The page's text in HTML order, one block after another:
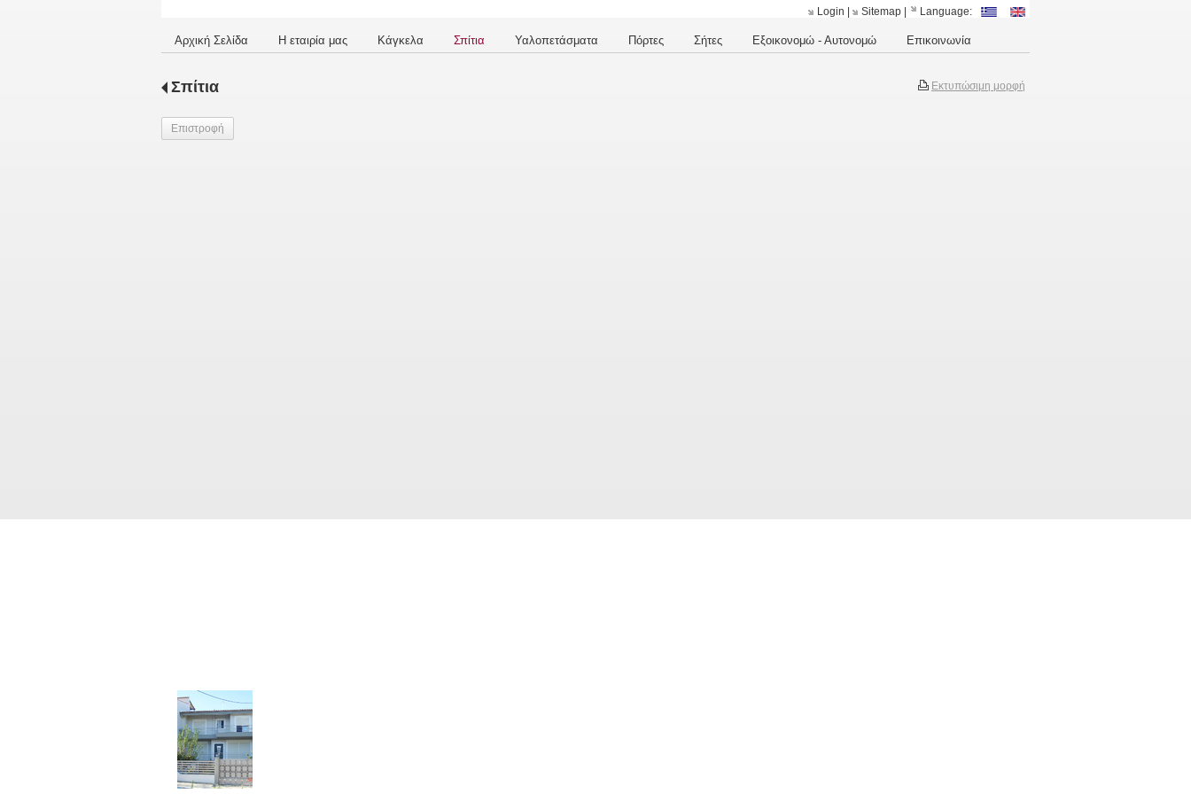
Language:
Login | Sitemap
Αρχική Σελίδα Η εταιρία μας Κάγκελα Σπίτια Υαλοπετάσματα Πόρτες Σήτες Εξοικονομώ - Αυτονομώ Επικοινωνία
Εκτυπώσιμη μορφή
Σπίτια
Επιστροφή